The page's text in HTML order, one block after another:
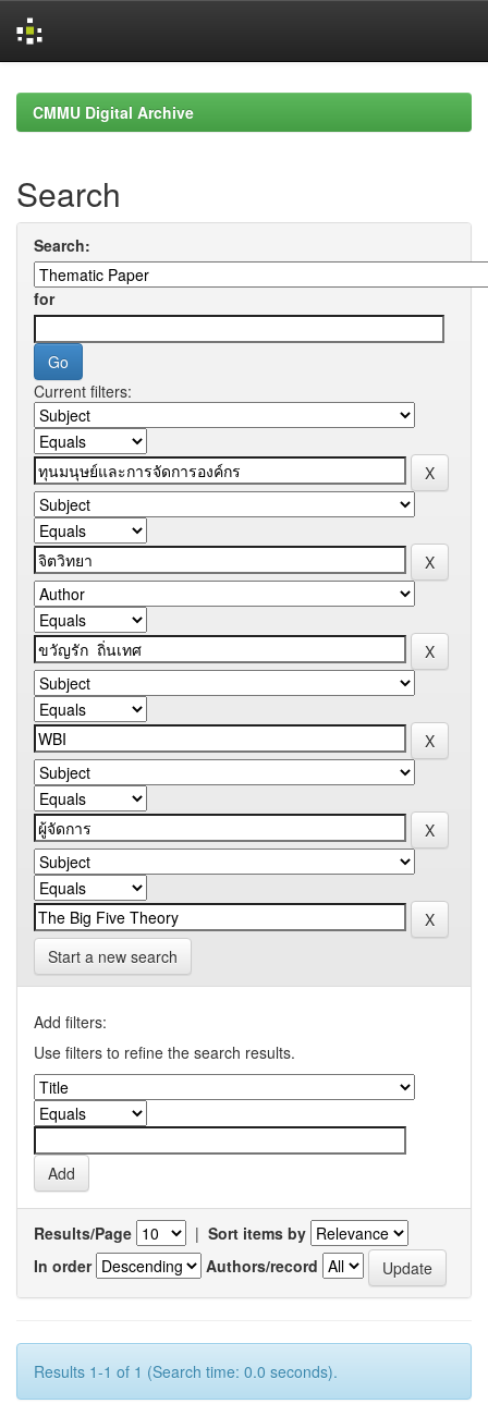
navigationCMMU Digital Archive
Search
Search:
for
Current filters:
Start a new search
Add filters:
Use filters to refine the search results.
Results/Page | Sort items by
In order
Authors/record
Results 1-1 of 1 (Search time: 0.0 seconds).